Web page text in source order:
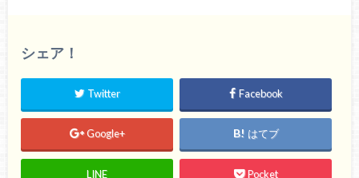
シェア！
Twitter Facebook
Google+ はてブ
LINE Pocket